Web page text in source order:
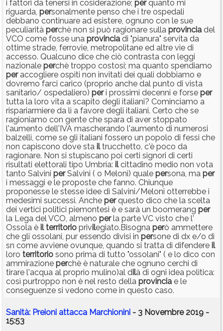
i fattori da tenersi in cosiderazione; perquanto mi
riguarda, personalmente penso che i tre ospedali
debbano continuare ad esistere, ognuno con le sue
peculiarità perchè non si può ragionare sulla provincia del
VCO come fosse una provincia di "pianura" servita da
ottime strade, ferrovie, metropolitane ed altre vie di
accesso. Qualcuno dice che ciò contrasta con leggi
nazionale perchè troppo costosi; ma quanto spendiamo
peraccogliere ospiti non invitati dei quali dobbiamo e
dovremo farci carico (proprio anche dal punto di vista
sanitario/ ospedaliero) peri prossimi decenni e forse per
tutta la loro vita a scapito degli italiani? Cominciamo a
rispariarmiere da lì a favore degli italiani. Certo che se
ragioniamo con gente che spara di aver stoppato
l'aumento dell'IVA mascherando l'aumento di numerosi
balzelli, come se gli italiani fossero un popolo di fessi che
non capiscono dove sta iltrucchetto, c'è poco da
ragionare. Non si stupiscano poi certi signori di certi
risultati elettorali tipo Umbria: ilcittadino medio non vota
tanto Salvini perSalvini ( o Meloni) quale persona, ma per
i messaggi e le proposte che fanno. Chiunque
proponesse le stesse idee di Salvini/Meloni otterrebbe i
medesimi successi. Anche perquesto dico che la scelta
dei vertici politici piemontesi è e sarà un boomerang per
la Lega del VCO, almeno perla parte VC visto che l'
Ossola è il territorio privilegiato.Bisogna però ammettere
che gli ossolani, pur essendo divisi in persone di dx e/o di
sn come avviene ovunque, quando si tratta di difendere il
loro territorio sono prima di tutto "ossolani" ( e lo dico con
ammirazione perchè è naturale che ognuno cerchi di
tirare l'acqua al proprio mulino)al dilà di ogni idea politica:
così purtroppo non è nel resto della provincia e le
conseguenze si vedono come in questo caso.
Sanità: Preioni attacca Marchionini - 3 Novembre 2019 -
15:53